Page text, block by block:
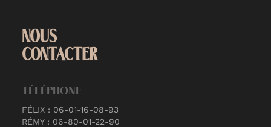
NOUS
CONTACTER
TÉLÉPHONE
FÉLIX : 06-01-16-08-93
RÉMY : 06-80-01-22-90